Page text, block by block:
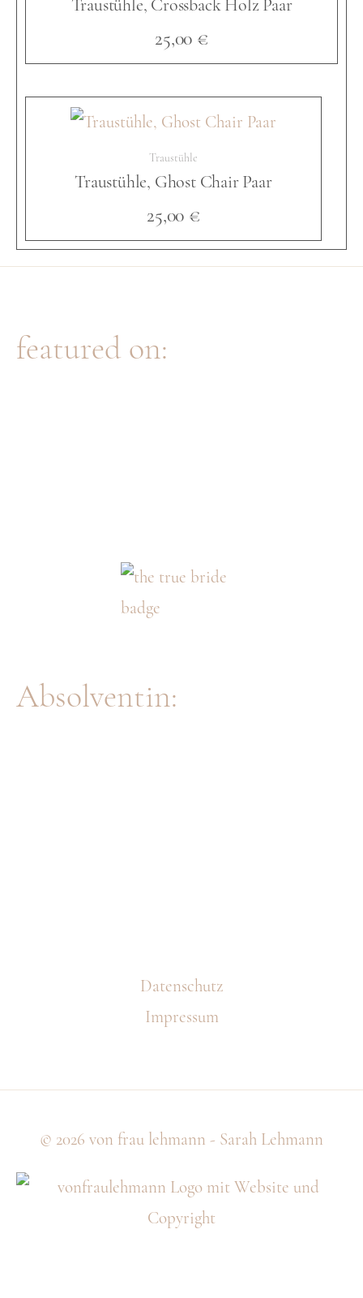
t
h
r
o
Traustühle, Crossback Holz Paar
25,00 €
Traustühle
Traustühle, Ghost Chair Paar
25,00 €
featured on:
Absolventin:
Datenschutz
Impressum
© 2026 von frau lehmann - Sarah Lehmann